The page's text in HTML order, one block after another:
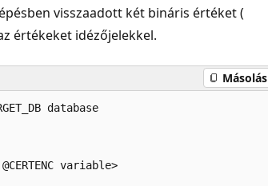
visszaadott két bináris értéket (
az értékeket idézőjelekkel.
Másolás
database
variable>